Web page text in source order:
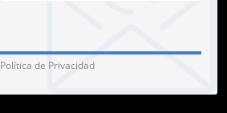
Política de Privacidad